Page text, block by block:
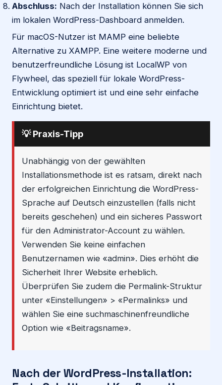
Abschluss: Nach der Installation können Sie sich
im lokalen WordPress-Dashboard anmelden.
Für macOS-Nutzer ist MAMP eine beliebte
Alternative zu XAMPP. Eine weitere moderne und
benutzerfreundliche Lösung ist LocalWP von
Flywheel, das speziell für lokale WordPress-
Entwicklung optimiert ist und eine sehr einfache
Einrichtung bietet.
💡 Praxis-Tipp
Unabhängig von der gewählten
Installationsmethode ist es ratsam, direkt nach
der erfolgreichen Einrichtung die WordPress-
Sprache auf Deutsch einzustellen (falls nicht
bereits geschehen) und ein sicheres Passwort
für den Administrator-Account zu wählen.
Verwenden Sie keine einfachen
Benutzernamen wie «admin». Dies erhöht die
Sicherheit Ihrer Website erheblich.
Überprüfen Sie zudem die Permalink-Struktur
unter «Einstellungen» > «Permalinks» und
wählen Sie eine suchmaschinenfreundliche
Option wie «Beitragsname».
Nach der WordPress-Installation: